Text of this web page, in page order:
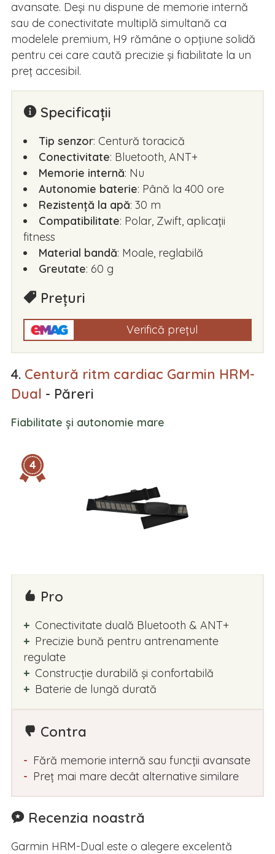
avansate. Deși nu dispune de memorie internă
sau de conectivitate multiplă simultană ca
modelele premium, H9 rămâne o opțiune solidă
pentru cei care caută precizie și fiabilitate la un
preț accesibil.
Specificații
Tip senzor: Centură toracică
Conectivitate: Bluetooth, ANT+
Memorie internă: Nu
Autonomie baterie: Până la 400 ore
Rezistență la apă: 30 m
Compatibilitate: Polar, Zwift, aplicații
fitness
Material bandă: Moale, reglabilă
Greutate: 60 g
Prețuri
Verifică prețul
4. Centură ritm cardiac Garmin HRM-
Dual - Păreri
Fiabilitate și autonomie mare
4
Pro
Conectivitate duală Bluetooth & ANT+
Precizie bună pentru antrenamente
regulate
Construcție durabilă și confortabilă
Baterie de lungă durată
Contra
Fără memorie internă sau funcții avansate
Preț mai mare decât alternative similare
Recenzia noastră
Garmin HRM-Dual este o alegere excelentă